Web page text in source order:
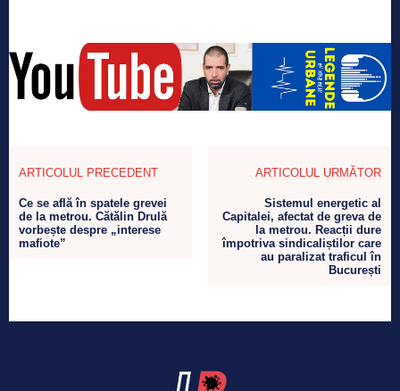
ARTICOLUL PRECEDENT
Ce se află în spatele grevei
de la metrou. Cătălin Drulă
vorbește despre „interese
mafiote”
ARTICOLUL URMĂTOR
Sistemul energetic al
Capitalei, afectat de greva de
la metrou. Reacții dure
împotriva sindicaliștilor care
au paralizat traficul în
București